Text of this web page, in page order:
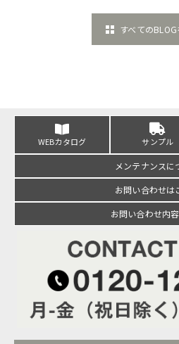
すべての
WEBカタログ サンプル
メンテナンスに
お問い合わせは
お問い合わせ内